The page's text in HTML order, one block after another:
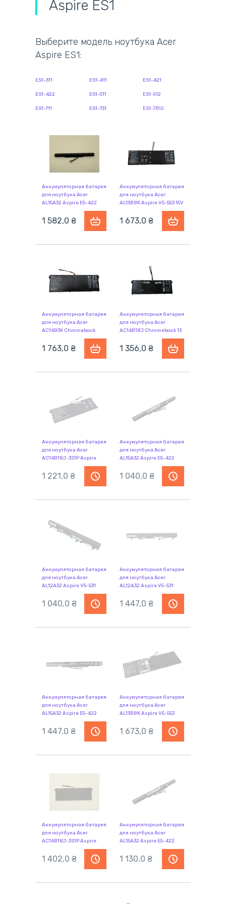
Aspire ES1
Выберите модель ноутбука Acer
Aspire ES1:
ES1-311 ES1-411 ES1-421
ES1-422 ES1-511 ES1-512
ES1-711 ES1-731 ES1-731G
Аккумуляторная батарея
для ноутбука Acer
AL15A32 Aspire E5-422
14.8V Black 2500mAh Orig
1 582,0 ₴
Аккумуляторная батарея
для ноутбука Acer
AL13B8K Aspire V5-553 15V
Black 3560mAh Orig
1 673,0 ₴
Аккумуляторная батарея
для ноутбука Acer
AC14B3K Chromebook
CB3-531 15.2V Black
3270mAh Orig
1 763,0 ₴
Аккумуляторная батарея
для ноутбука Acer
AC14B18J Chromebook 13
CB5-311 11.4V Black
3090mAh Orig
1 356,0 ₴
Аккумуляторная батарея
для ноутбука Acer
AC14B18J-3S1P Aspire
ES1-511 11.4V Black
2600mAh Orig
1 221,0 ₴
Аккумуляторная батарея
для ноутбука Acer
AL15A32 Aspire E5-422
14.8V Black 2500mAh
OEM
1 040,0 ₴
Аккумуляторная батарея
для ноутбука Acer
AL12A32 Aspire V5-531
14.8V Black 2600mAh
OEM
1 040,0 ₴
Аккумуляторная батарея
для ноутбука Acer
AL12A32 Aspire V5-531
14.8V Black 2500mAh Orig
1 447,0 ₴
Аккумуляторная батарея
для ноутбука Acer
AL15A32 Aspire E5-422
14.8V Black 2500mAh Orig
1 447,0 ₴
Аккумуляторная батарея
для ноутбука Acer
AL13B8K Aspire V5-553
15.2V Black 3510mAh Orig
1 673,0 ₴
Аккумуляторная батарея
для ноутбука Acer
AC14B18J-3S1P Aspire
ES1-511 11.4V Black
2600mAh
1 402,0 ₴
Аккумуляторная батарея
для ноутбука Acer
AL15A32 Aspire E5-422
14.8V Black 2500mAh
OEM
1 130,0 ₴